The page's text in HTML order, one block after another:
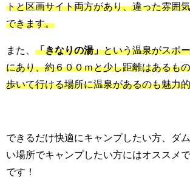
トと区画サイト両方があり、違った雰囲
できます。
また、 「きなりの湯」という温泉がスポ
にあり、約６００ｍと少し距離はあるも
歩いて行ける場所に温泉があるのも魅力
できるだけ快適にキャンプしたい方、ダ
い場所でキャンプしたい方にはオススメ
です！